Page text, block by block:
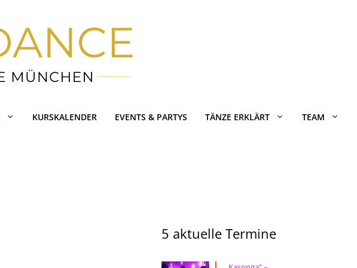
KURSKALENDER EVENTS & PARTYS TÄNZE ERKLÄRT TEAM
5 aktuelle Termine